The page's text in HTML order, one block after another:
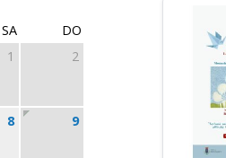
SA
DO
1
2
8 9